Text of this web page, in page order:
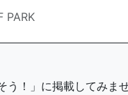
PARK
う！」に掲載してみま